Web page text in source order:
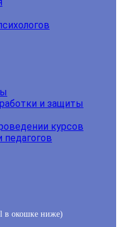
и защиты
курсов
в окошке ниже)